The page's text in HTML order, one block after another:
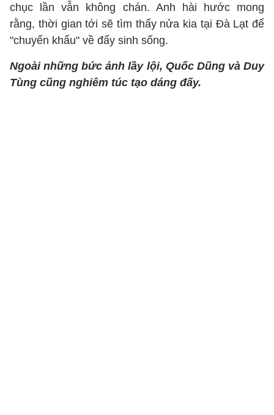
chục lần vẫn không chán. Anh hài hước mong
rằng, thời gian tới sẽ tìm thấy nửa kia tại Đà Lạt để
"chuyển khẩu" về đấy sinh sống.
Ngoài những bức ảnh lầy lội, Quốc Dũng và Duy
Tùng cũng nghiêm túc tạo dáng đấy.